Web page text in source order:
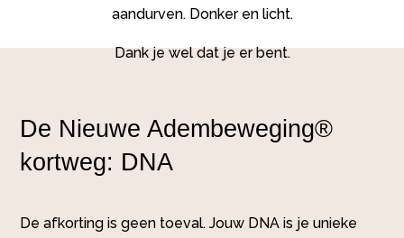
aandurven. Donker en licht.
Dank je wel dat je er bent.
De Nieuwe Adembeweging®
kortweg: DNA
De afkorting is geen toeval. Jouw DNA is je unieke